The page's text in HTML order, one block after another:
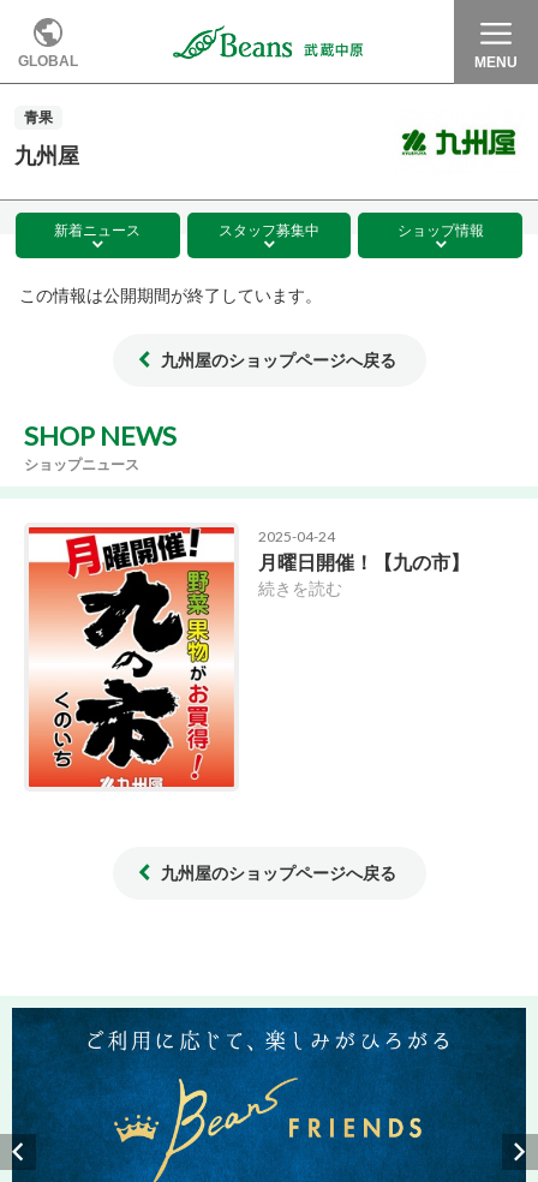
GLOBAL MENU
青果
九州屋
新着ニュース スタッフ募集中 ショップ情報
この情報は公開期間が終了しています。
九州屋のショップページへ戻る
SHOP NEWS
ショップニュース
2025-04-24
月曜日開催！【九の市】
続きを読む
九州屋のショップページへ戻る